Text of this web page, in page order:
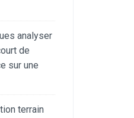
analyser
de
sur une
terrain